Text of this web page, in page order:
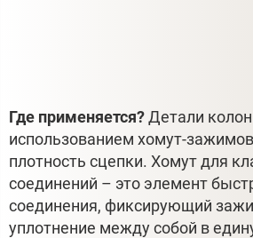
Где применяется? Детали
использованием хомут-
плотность сцепки. Хомут для
соединений – это элемент
соединения, фиксирующий
уплотнение между собой в